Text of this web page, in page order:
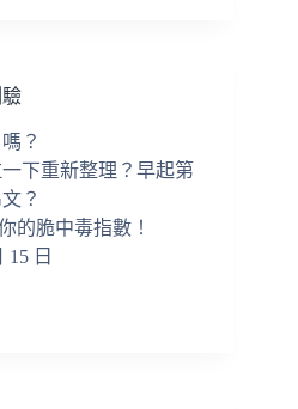
？
下重新整理？早起第
？
的脆中毒指數！
15 日